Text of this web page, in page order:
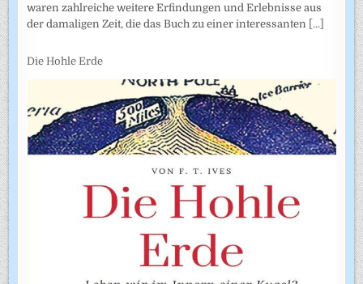
waren zahlreiche weitere Erfindungen und Erlebnisse aus
der damaligen Zeit, die das Buch zu einer interessanten [...]
Die Hohle Erde